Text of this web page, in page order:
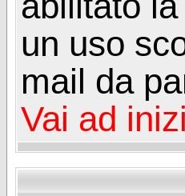
un uso
mail da
Vai ad